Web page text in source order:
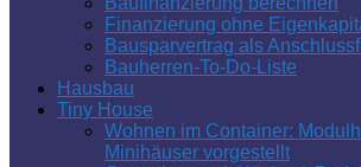
Finanzierung ohne
Bausparvertrag als
Bauherren-To-Do-Liste
Hausbau
Tiny House
Wohnen im Container:
Minihäuser vorgestellt